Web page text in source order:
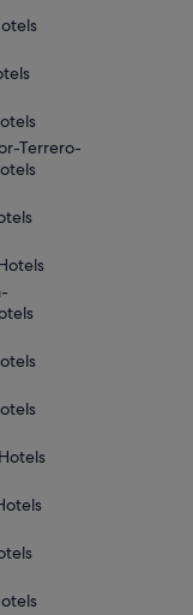
Terrero-